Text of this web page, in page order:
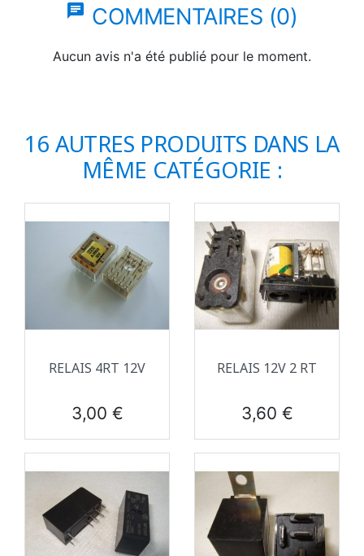
chat COMMENTAIRES (0)
Aucun avis n'a été publié pour le moment.
16 AUTRES PRODUITS DANS LA
MÊME CATÉGORIE :
RELAIS 4RT 12V
Prix
3,00 €
RELAIS 12V 2 RT
Prix
3,60 €